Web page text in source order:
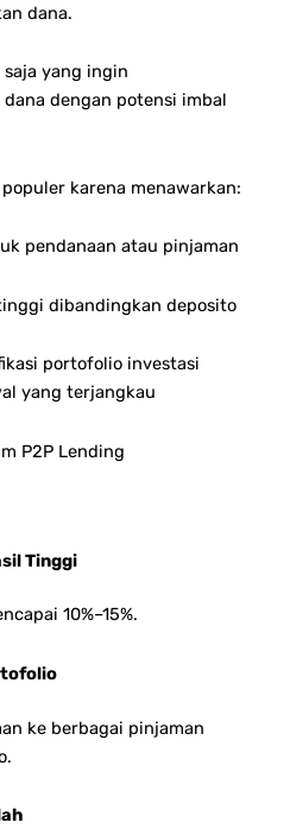
dana.
saja yang ingin
dengan potensi imbal
karena menawarkan:
pendanaan atau pinjaman
dibandingkan deposito
portofolio investasi
yang terjangkau
P2P Lending
Tinggi
10%–15%.
ke berbagai pinjaman